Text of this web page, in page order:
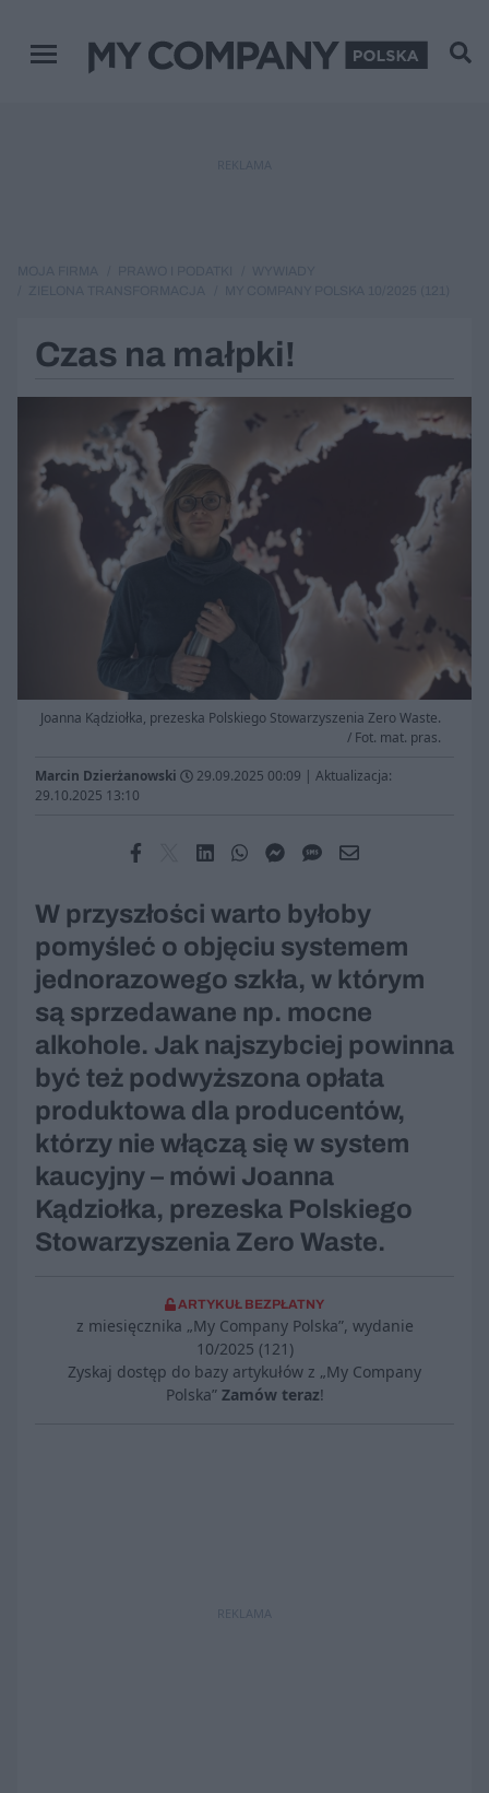
Menu główne
Czas na małpki!
Joanna Kądziołka, prezeska Polskiego Stowarzyszenia Zero Waste.
/ Fot. mat. pras.
Marcin Dzierżanowski 29.09.2025 00:09 | Aktualizacja:
29.10.2025 13:10
W przyszłości warto byłoby
pomyśleć o objęciu systemem
jednorazowego szkła, w którym
są sprzedawane np. mocne
alkohole. Jak najszybciej powinna
być też podwyższona opłata
produktowa dla producentów,
którzy nie włączą się w system
kaucyjny – mówi Joanna
Kądziołka, prezeska Polskiego
Stowarzyszenia Zero Waste.
ARTYKUŁ BEZPŁATNY
z miesięcznika „My Company Polska”, wydanie
10/2025 (121)
Zyskaj dostęp do bazy artykułów z „My Company
Polska” Zamów teraz!
REKLAMA